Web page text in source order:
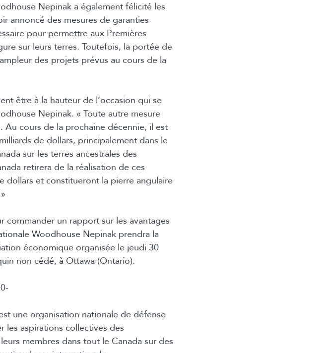
Nepinak a également félicité les
annoncé des mesures de garanties
pour permettre aux Premières
sur leurs terres. Toutefois, la portée de
des projets prévus au cours de la
être à la hauteur de l’occasion qui se
Nepinak. « Toute autre mesure
Au cours de la prochaine décennie, il est
de dollars, principalement dans le
sur les terres ancestrales des
retirera de la réalisation de ces
dollars et constitueront la pierre angulaire
commander un rapport sur les avantages
Woodhouse Nepinak prendra la
économique organisée le jeudi 30
non cédé, à Ottawa (Ontario).
une organisation nationale de défense
les aspirations collectives des
membres dans tout le Canada sur des